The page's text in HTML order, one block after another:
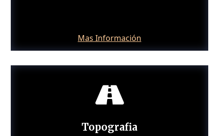
Mas Información

Topografia